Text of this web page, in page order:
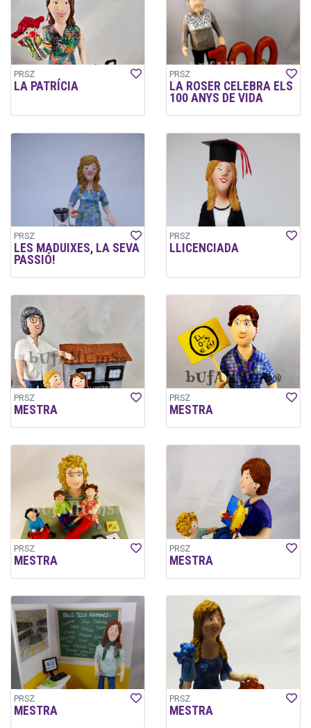
PRSZ
LA PATRÍCIA
PRSZ
LA ROSER CELEBRA ELS
100 ANYS DE VIDA
PRSZ
LES MADUIXES, LA SEVA
PASSIÓ!
PRSZ
LLICENCIADA
PRSZ
MESTRA
PRSZ
MESTRA
PRSZ
MESTRA
PRSZ
MESTRA
PRSZ
MESTRA
PRSZ
MESTRA